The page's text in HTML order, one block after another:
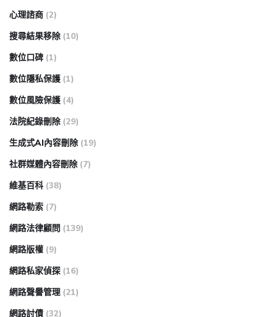
心理諮商 (2)
搜尋結果移除 (10)
數位口碑 (1)
數位隱私保護 (1)
數位風險保護 (4)
法院紀錄刪除 (29)
生成式AI內容刪除 (19)
社群媒體內容刪除 (7)
維基百科 (38)
網路勒索 (7)
網路法律顧問 (139)
網路版權 (9)
網路私家偵探 (16)
網路聲譽管理 (21)
網路討債 (32)